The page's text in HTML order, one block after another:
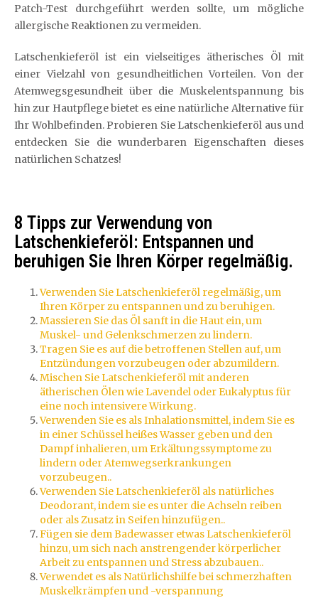
Patch-Test durchgeführt werden sollte, um mögliche
allergische Reaktionen zu vermeiden.
Latschenkieferöl ist ein vielseitiges ätherisches Öl mit
einer Vielzahl von gesundheitlichen Vorteilen. Von der
Atemwegsgesundheit über die Muskelentspannung bis
hin zur Hautpflege bietet es eine natürliche Alternative für
Ihr Wohlbefinden. Probieren Sie Latschenkieferöl aus und
entdecken Sie die wunderbaren Eigenschaften dieses
natürlichen Schatzes!
8 Tipps zur Verwendung von
Latschenkieferöl: Entspannen und
beruhigen Sie Ihren Körper regelmäßig.
Verwenden Sie Latschenkieferöl regelmäßig, um
Ihren Körper zu entspannen und zu beruhigen.
Massieren Sie das Öl sanft in die Haut ein, um
Muskel- und Gelenkschmerzen zu lindern.
Tragen Sie es auf die betroffenen Stellen auf, um
Entzündungen vorzubeugen oder abzumildern.
Mischen Sie Latschenkieferöl mit anderen
ätherischen Ölen wie Lavendel oder Eukalyptus für
eine noch intensivere Wirkung.
Verwenden Sie es als Inhalationsmittel, indem Sie es
in einer Schüssel heißes Wasser geben und den
Dampf inhalieren, um Erkältungssymptome zu
lindern oder Atemwegserkrankungen
vorzubeugen..
Verwenden Sie Latschenkieferöl als natürliches
Deodorant, indem sie es unter die Achseln reiben
oder als Zusatz in Seifen hinzufügen..
Fügen sie dem Badewasser etwas Latschenkieferöl
hinzu, um sich nach anstrengender körperlicher
Arbeit zu entspannen und Stress abzubauen..
Verwendet es als Natürlichshilfe bei schmerzhaften
Muskelkrämpfen und -verspannung